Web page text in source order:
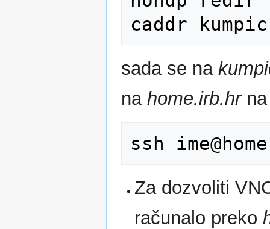
sada se na
na home.irb.hrna
Za dozvoliti
računalo preko